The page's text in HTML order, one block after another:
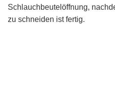
Schlauchbeutelöffnung,
zu schneiden ist fertig.